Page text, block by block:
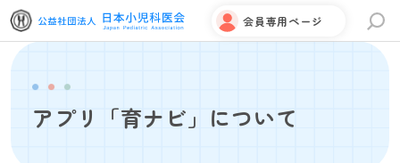
会員専用ページ
アプリ「育ナビ」について